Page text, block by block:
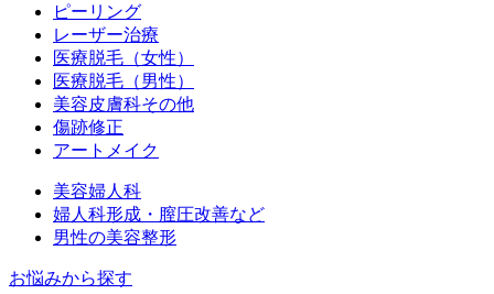
ピーリング
レーザー治療
医療脱毛（女性）
医療脱毛（男性）
美容皮膚科その他
傷跡修正
アートメイク
美容婦人科
婦人科形成・膣圧改善など
男性の美容整形
お悩みから探す